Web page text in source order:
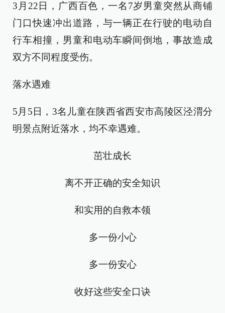
3月22日，广西百色，一名7岁男童突然从商铺
门口快速冲出道路，与一辆正在行驶的电动自
行车相撞，男童和电动车瞬间倒地，事故造成
双方不同程度受伤。
落水遇难
5月5日，3名儿童在陕西省西安市高陵区泾渭分
明景点附近落水，均不幸遇难。
茁壮成长
离不开正确的安全知识
和实用的自救本领
多一份小心
多一份安心
收好这些安全口诀